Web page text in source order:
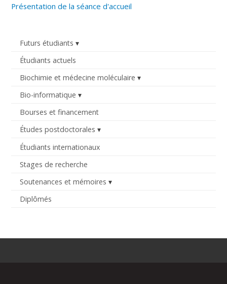
Futurs étudiants
Étudiants actuels
Biochimie et médecine moléculaire
Bio-informatique
Bourses et financement
Études postdoctorales
Étudiants internationaux
Stages de recherche
Soutenances et mémoires
Diplômés
Présentation de la séance d'accueil